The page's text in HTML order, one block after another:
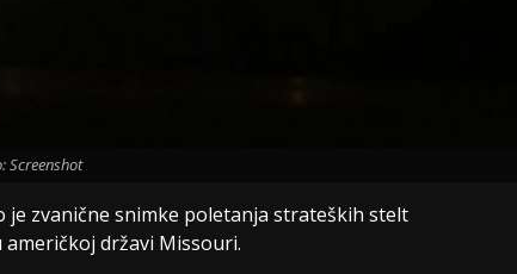
Screenshot
je zvanične snimke poletanja strateških stelt
državi Missouri.